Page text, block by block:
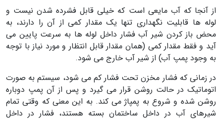
از آنجا که آب مایعی است که خیلی قابل فشرده شدن نیست و
لوله ها قابلیت نگهداری تنها یک مقدار کمی از آن را دارند، به
محض باز کردن شیر آب فشار داخل لوله ها به سرعت پایین می
آید و فقط مقدار کمی (همان مقدار قابل انتظار و مورد نیاز با توجه
به وجود پمپ آب) از شیر آب خارج می شود.
در زمانی که فشار مخزن تحت فشار کم می شود، سیستم به صورت
اتوماتیک در حالت روشن قرار می گیرد و پس از آن پمپ دوباره
روشن شده و شروع به پمپاژ می کند. به این معنی که وقتی تمام
شیرهای آب در داخل ساختمان بسته هستند، فشار در داخل